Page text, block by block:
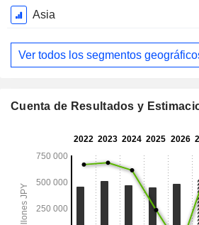
Asia
Ver todos los segmentos
Cuenta de Resultados y